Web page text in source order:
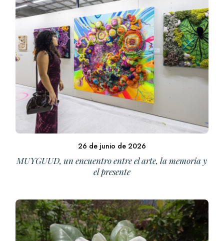
26 de junio de 2026
MUYGUUD, un encuentro entre el arte, la memoria y
el presente